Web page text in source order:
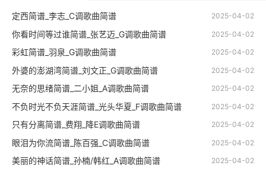
2025-04-02
定西简谱_李志_C调歌曲简谱
2025-04-02
你看时间等过谁简谱_张艺迈_G调歌曲简谱
2025-04-02
彩虹简谱_羽泉_G调歌曲简谱
2025-04-02
外婆的澎湖湾简谱_刘文正_G调歌曲简谱
2025-04-02
无奈的思绪简谱_二小姐_A调歌曲简谱
2025-04-02
不负时光不负天涯简谱_光头华夏_F调歌曲简谱
2025-04-02
只有分离简谱_费翔_降E调歌曲简谱
2025-04-02
眼泪为你流简谱_陈百强_C调歌曲简谱
2025-04-02
美丽的神话简谱_孙楠/韩红_A调歌曲简谱